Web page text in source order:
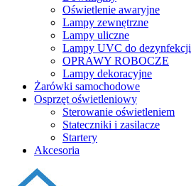
Oświetlenie awaryjne
Lampy zewnętrzne
Lampy uliczne
Lampy UVC do dezynfekcji
OPRAWY ROBOCZE
Lampy dekoracyjne
Żarówki samochodowe
Osprzęt oświetleniowy
Sterowanie oświetleniem
Stateczniki i zasilacze
Startery
Akcesoria